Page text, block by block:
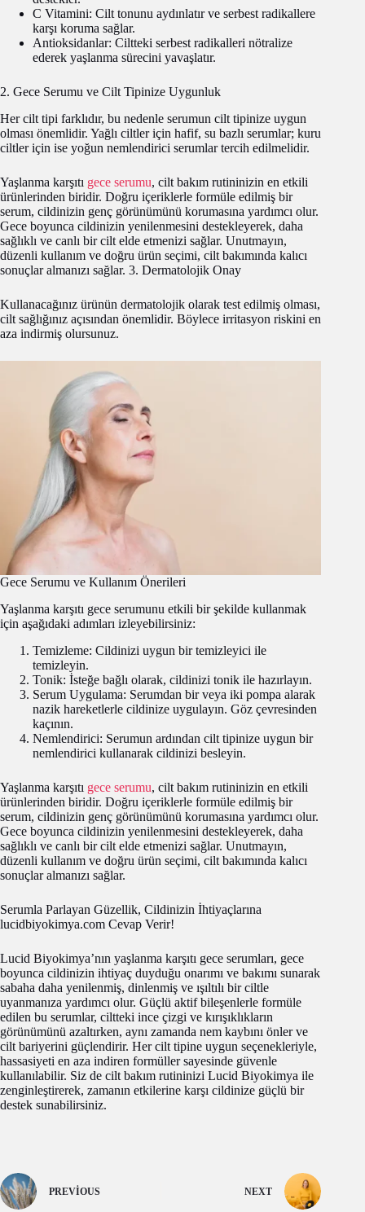
C Vitamini: Cilt tonunu aydınlatır ve serbest radikallere
karşı koruma sağlar.
Antioksidanlar: Ciltteki serbest radikalleri nötralize
ederek yaşlanma sürecini yavaşlatır.
2. Gece Serumu ve Cilt Tipinize Uygunluk
Her cilt tipi farklıdır, bu nedenle serumun cilt tipinize uygun
olması önemlidir. Yağlı ciltler için hafif, su bazlı serumlar; kuru
ciltler için ise yoğun nemlendirici serumlar tercih edilmelidir.
Yaşlanma karşıtı gece serumu, cilt bakım rutininizin en etkili
ürünlerinden biridir. Doğru içeriklerle formüle edilmiş bir
serum, cildinizin genç görünümünü korumasına yardımcı olur.
Gece boyunca cildinizin yenilenmesini destekleyerek, daha
sağlıklı ve canlı bir cilt elde etmenizi sağlar. Unutmayın,
düzenli kullanım ve doğru ürün seçimi, cilt bakımında kalıcı
sonuçlar almanızı sağlar. 3. Dermatolojik Onay
Kullanacağınız ürünün dermatolojik olarak test edilmiş olması,
cilt sağlığınız açısından önemlidir. Böylece irritasyon riskini en
aza indirmiş olursunuz.
Gece Serumu ve Kullanım Önerileri
Yaşlanma karşıtı gece serumunu etkili bir şekilde kullanmak
için aşağıdaki adımları izleyebilirsiniz:
Temizleme: Cildinizi uygun bir temizleyici ile
temizleyin.
Tonik: İsteğe bağlı olarak, cildinizi tonik ile hazırlayın.
Serum Uygulama: Serumdan bir veya iki pompa alarak
nazik hareketlerle cildinize uygulayın. Göz çevresinden
kaçının.
Nemlendirici: Serumun ardından cilt tipinize uygun bir
nemlendirici kullanarak cildinizi besleyin.
Yaşlanma karşıtı gece serumu, cilt bakım rutininizin en etkili
ürünlerinden biridir. Doğru içeriklerle formüle edilmiş bir
serum, cildinizin genç görünümünü korumasına yardımcı olur.
Gece boyunca cildinizin yenilenmesini destekleyerek, daha
sağlıklı ve canlı bir cilt elde etmenizi sağlar. Unutmayın,
düzenli kullanım ve doğru ürün seçimi, cilt bakımında kalıcı
sonuçlar almanızı sağlar.
Serumla Parlayan Güzellik, Cildinizin İhtiyaçlarına
lucidbiyokimya.com Cevap Verir!
Lucid Biyokimya’nın yaşlanma karşıtı gece serumları, gece
boyunca cildinizin ihtiyaç duyduğu onarımı ve bakımı sunarak
sabaha daha yenilenmiş, dinlenmiş ve ışıltılı bir ciltle
uyanmanıza yardımcı olur. Güçlü aktif bileşenlerle formüle
edilen bu serumlar, ciltteki ince çizgi ve kırışıklıkların
görünümünü azaltırken, aynı zamanda nem kaybını önler ve
cilt bariyerini güçlendirir. Her cilt tipine uygun seçenekleriyle,
hassasiyeti en aza indiren formüller sayesinde güvenle
kullanılabilir. Siz de cilt bakım rutininizi Lucid Biyokimya ile
zenginleştirerek, zamanın etkilerine karşı cildinize güçlü bir
destek sunabilirsiniz.
PREVIOUS NEXT